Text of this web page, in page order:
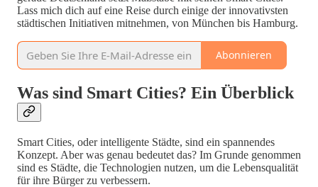
Lass mich dich auf eine Reise durch einige der innovativsten
städtischen Initiativen mitnehmen, von München bis Hamburg.
Abonnieren
Was sind Smart Cities? Ein Überblick
Smart Cities, oder intelligente Städte, sind ein spannendes
Konzept. Aber was genau bedeutet das? Im Grunde genommen
sind es Städte, die Technologien nutzen, um die Lebensqualität
für ihre Bürger zu verbessern.